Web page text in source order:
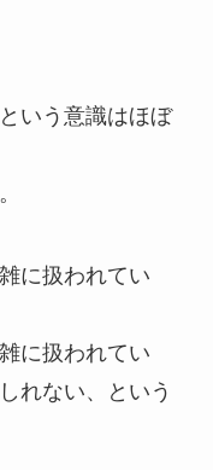
いう意識はほぼ
に扱われてい
に扱われてい
れない、という